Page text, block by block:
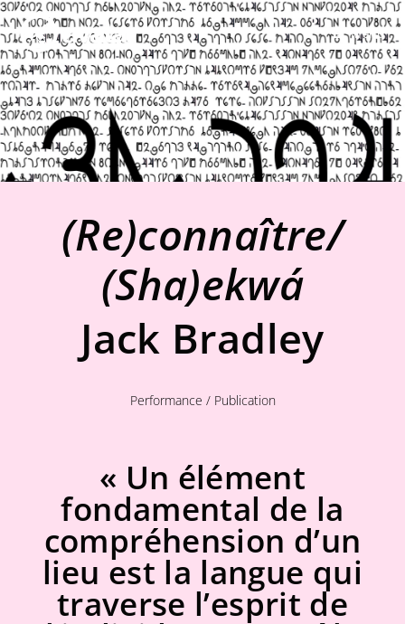
Menu
(Re)connaître/
(Sha)ekwá
Jack Bradley
Performance / Publication
« Un élément
fondamental de la
compréhension d’un
lieu est la langue qui
traverse l’esprit de